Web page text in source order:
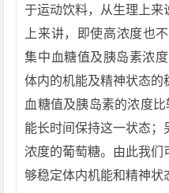
于运动饮料，从生理上来
上来讲，即使高浓度也
集中血糖值及胰岛素浓
体内的机能及精神状态的
血糖值及胰岛素的浓度
能长时间保持这一状态；
浓度的葡萄糖。由此我
够稳定体内机能和精神状